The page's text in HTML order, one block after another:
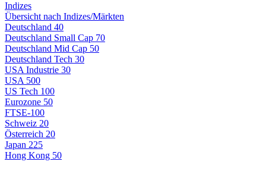
Indizes
Übersicht nach Indizes/Märkten
Deutschland 40
Deutschland Small Cap 70
Deutschland Mid Cap 50
Deutschland Tech 30
USA Industrie 30
USA 500
US Tech 100
Eurozone 50
FTSE-100
Schweiz 20
Österreich 20
Japan 225
Hong Kong 50